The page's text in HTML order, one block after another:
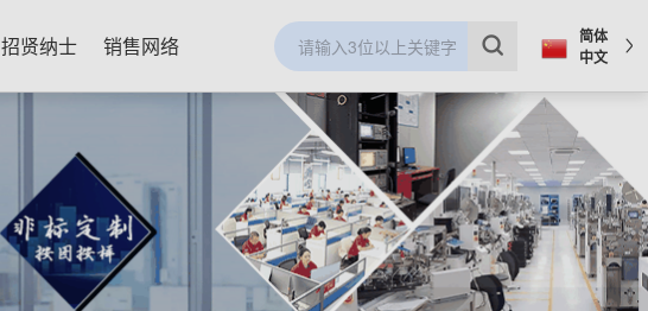
招贤纳士 销售网络
简体
中文